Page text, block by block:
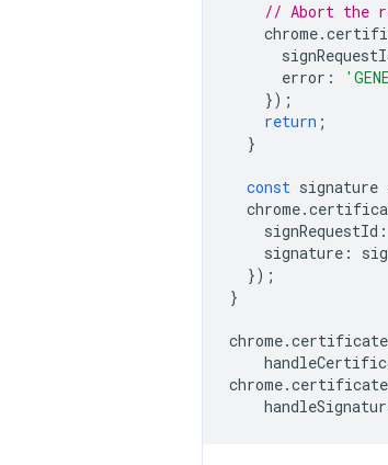
// Abort the
chrome.
error :
});
return ;
}
const signature
chrome.
signRequestId :
signature :
});
}
chrome.
chrome.